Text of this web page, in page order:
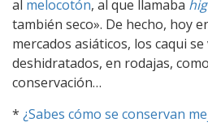
al melocotón, al que llamaba
también seco». De hecho, hoy
mercados asiáticos, los caqui
deshidratados, en rodajas,
conservación…
* ¿Sabes cómo se conservan